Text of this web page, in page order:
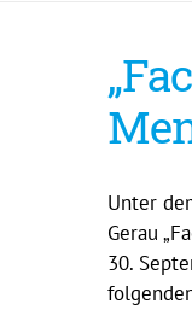
Unter
Gerau
30.